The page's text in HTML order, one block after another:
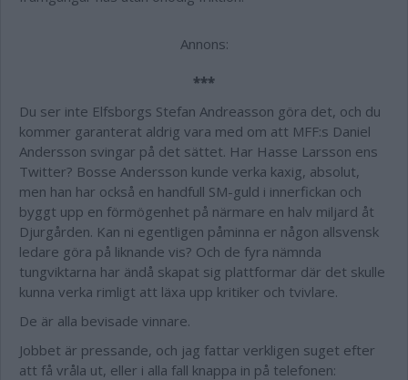
Annons:
***
Du ser inte Elfsborgs Stefan Andreasson göra det, och du
kommer garanterat aldrig vara med om att MFF:s Daniel
Andersson svingar på det sättet. Har Hasse Larsson ens
Twitter? Bosse Andersson kunde verka kaxig, absolut,
men han har också en handfull SM-guld i innerfickan och
byggt upp en förmögenhet på närmare en halv miljard åt
Djurgården. Kan ni egentligen påminna er någon allsvensk
ledare göra på liknande vis? Och de fyra nämnda
tungviktarna har ändå skapat sig plattformar där det skulle
kunna verka rimligt att läxa upp kritiker och tvivlare.
De är alla bevisade vinnare.
Jobbet är pressande, och jag fattar verkligen suget efter
att få vråla ut, eller i alla fall knappa in på telefonen: